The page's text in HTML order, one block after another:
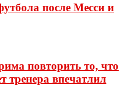
после Месси и
повторить то, что
тренера впечатлил